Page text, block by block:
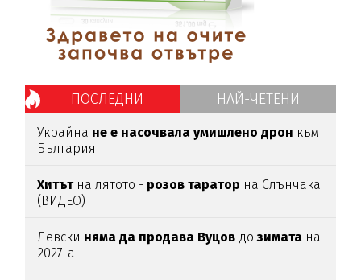
ПОСЛЕДНИ НАЙ-ЧЕТЕНИ
Украйна не е насочвала умишлено дрон към
България
Хитътна лятото - розов таратор на Слънчака
(ВИДЕО)
Левски няма да продава Вуцов дозимата на
2027-а